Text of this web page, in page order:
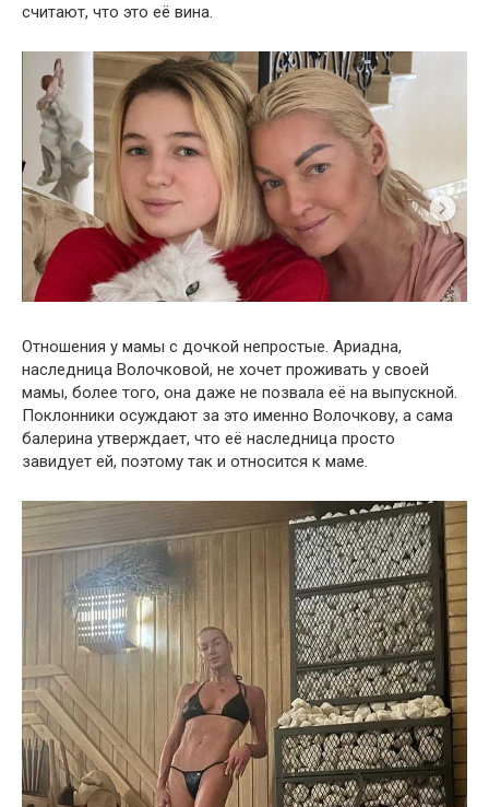
считают, что это её вина.
Отношения у мамы с дочкой непростые. Ариадна,
наследница Волочковой, не хочет проживать у своей
мамы, более того, она даже не позвала её на выпускной.
Поклонники осуждают за это именно Волочкову, а сама
балерина утверждает, что её наследница просто
завидует ей, поэтому так и относится к маме.